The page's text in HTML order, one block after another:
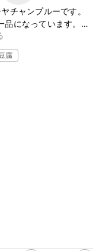
チャンプルーです。
品になっています。豚
いただいてもおいし
をご使用の際は塩分
腐